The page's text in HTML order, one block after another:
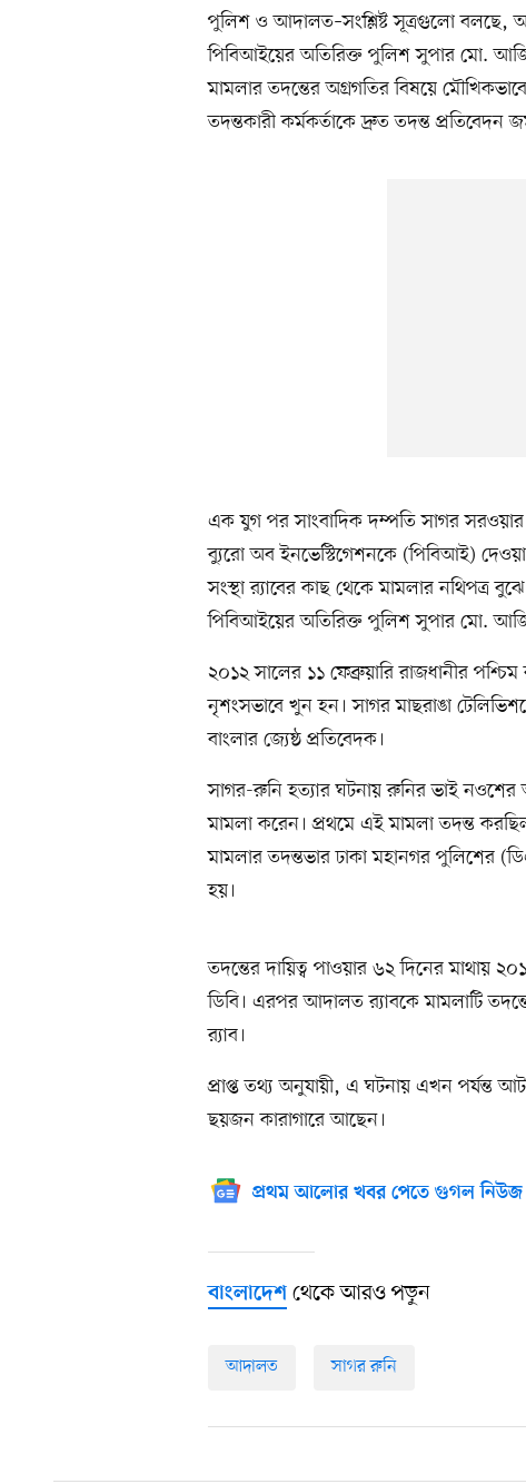
পুলিশ ও আদালত–সংশ্লিষ্ট সূত্রগুলো বলছে,
পিবিআইয়ের অতিরিক্ত পুলিশ সুপার মো.
মামলার তদন্তের অগ্রগতির বিষয়ে
তদন্তকারী কর্মকর্তাকে দ্রুত তদন্ত প্রতিবেদন
এক যুগ পর সাংবাদিক দম্পতি সাগর সরওয়ার
ব্যুরো অব ইনভেস্টিগেশনকে (পিবিআই)
সংস্থা র‍্যাবের কাছ থেকে মামলার নথিপত্র
পিবিআইয়ের অতিরিক্ত পুলিশ সুপার মো.
২০১২ সালের ১১ ফেব্রুয়ারি রাজধানীর
নৃশংসভাবে খুন হন। সাগর মাছরাঙা
বাংলার জ্যেষ্ঠ প্রতিবেদক।
সাগর-রুনি হত্যার ঘটনায় রুনির ভাই নওশের
মামলা করেন। প্রথমে এই মামলা তদন্ত
মামলার তদন্তভার ঢাকা মহানগর পুলিশের
হয়।
তদন্তের দায়িত্ব পাওয়ার ৬২ দিনের মাথায়
ডিবি। এরপর আদালত র‍্যাবকে মামলাটি
র‍্যাব।
প্রাপ্ত তথ্য অনুযায়ী, এ ঘটনায় এখন পর্যন্ত
ছয়জন কারাগারে আছেন।
প্রথম আলোর খবর পেতে গুগল
বাংলাদেশ থেকে আরও পড়ুন
আদালত সাগর রুনি